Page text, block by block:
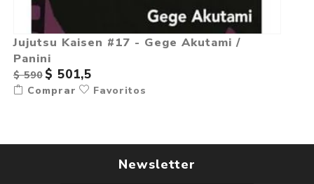
Jujutsu Kaisen #17 - Gege Akutami /
Panini
$ 590 $ 501,5
Comprar Favoritos
Newsletter